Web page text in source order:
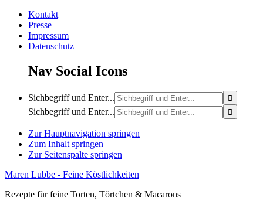
Kontakt
Presse
Impressum
Datenschutz
Nav Social Icons
Sichbegriff und Enter...
Sichbegriff und Enter...
Zur Hauptnavigation springen
Zum Inhalt springen
Zur Seitenspalte springen
Maren Lubbe - Feine Köstlichkeiten
Rezepte für feine Torten, Törtchen & Macarons